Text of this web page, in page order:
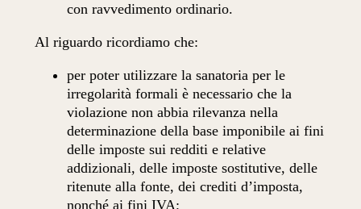
con ravvedimento ordinario.
Al riguardo ricordiamo che:
per poter utilizzare la sanatoria per le
irregolarità formali è necessario che la
violazione non abbia rilevanza nella
determinazione della base imponibile ai fini
delle imposte sui redditi e relative
addizionali, delle imposte sostitutive, delle
ritenute alla fonte, dei crediti d’imposta,
nonché ai fini IVA;